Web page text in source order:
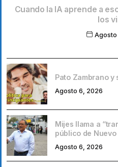
Cuando la IA aprende a
los
Agosto
Pato Zambrano
Agosto 6, 2026
Mijes llama a
público de Nuevo
Agosto 6, 2026